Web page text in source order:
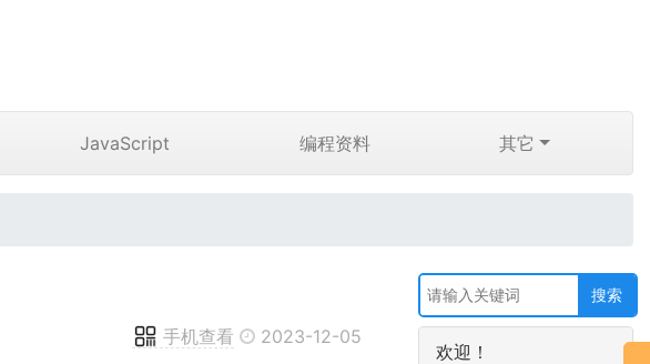
JavaScript 编程资料 其它
手机查看 2023-12-05
欢迎！